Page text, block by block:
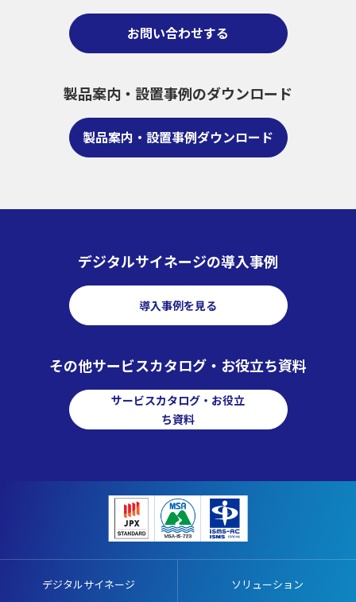
お問い合わせする
製品案内・設置事例のダウンロード
製品案内・設置事例ダウンロード
デジタルサイネージの導入事例
導入事例を見る
その他サービスカタログ・お役立ち資料
サービスカタログ・お役立
ち資料
デジタルサイネージ ソリューション